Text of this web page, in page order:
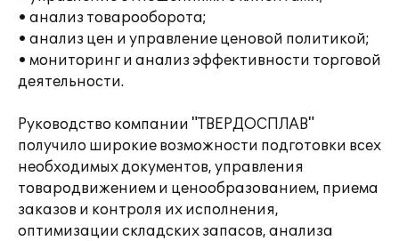
• анализ товарооборота;
• анализ цен и управление ценовой политикой;
• мониторинг и анализ эффективности торговой
деятельности.
Руководство компании "ТВЕРДОСПЛАВ"
получило широкие возможности подготовки всех
необходимых документов, управления
товародвижением и ценообразованием, приема
заказов и контроля их исполнения,
оптимизации складских запасов, анализа